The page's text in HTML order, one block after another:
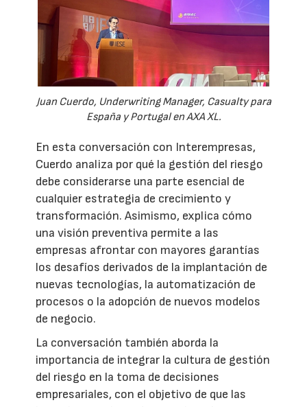
Juan Cuerdo, Underwriting Manager, Casualty para
España y Portugal en AXA XL.
En esta conversación con Interempresas,
Cuerdo analiza por qué la gestión del riesgo
debe considerarse una parte esencial de
cualquier estrategia de crecimiento y
transformación. Asimismo, explica cómo
una visión preventiva permite a las
empresas afrontar con mayores garantías
los desafíos derivados de la implantación de
nuevas tecnologías, la automatización de
procesos o la adopción de nuevos modelos
de negocio.
La conversación también aborda la
importancia de integrar la cultura de gestión
del riesgo en la toma de decisiones
empresariales, con el objetivo de que las